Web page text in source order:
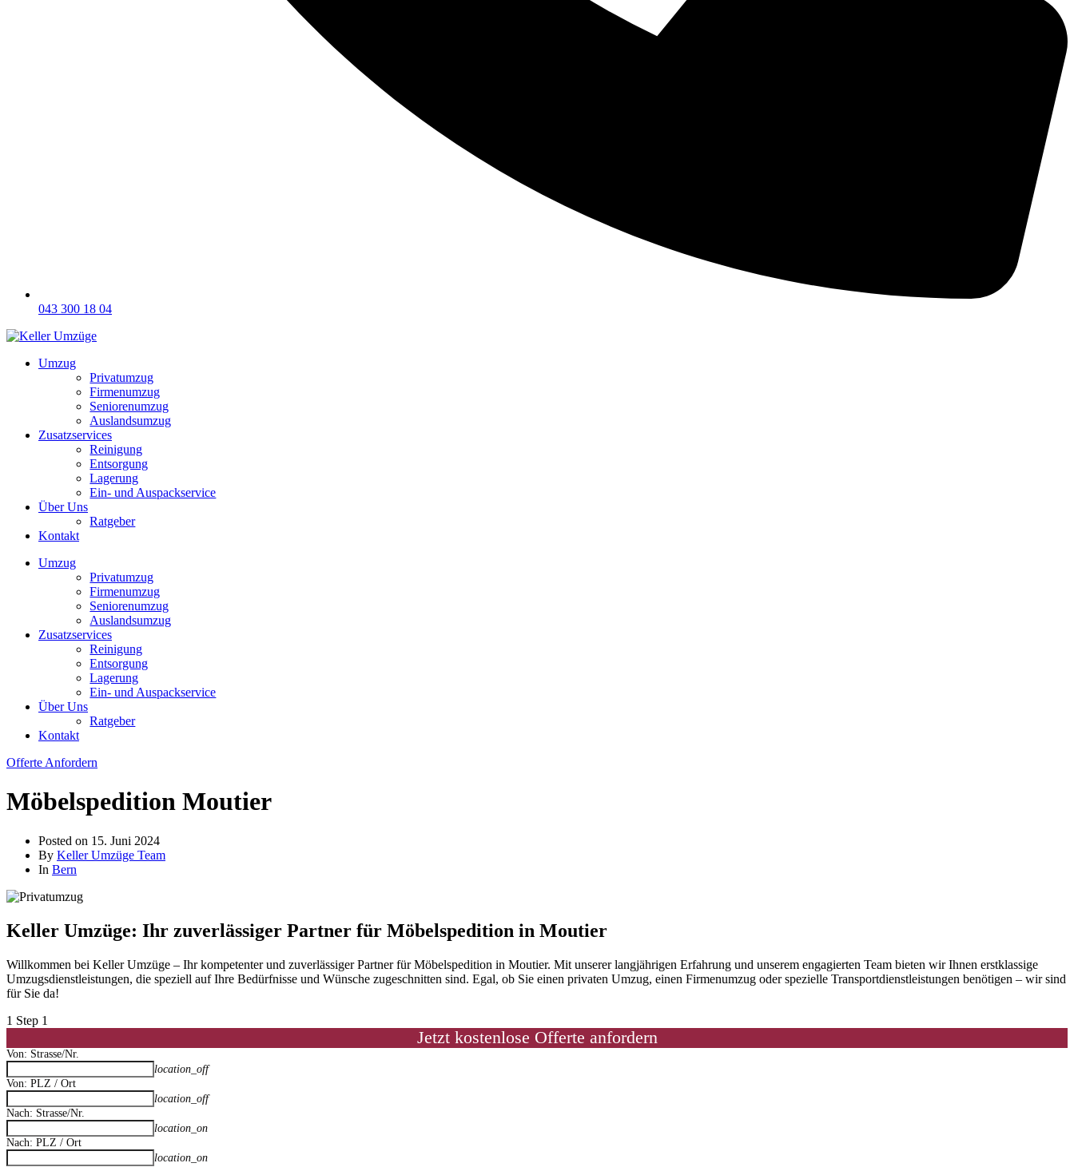
043 300 18 04
Umzug
Privatumzug
Firmenumzug
Seniorenumzug
Auslandsumzug
Zusatzservices
Reinigung
Entsorgung
Lagerung
Ein- und Auspackservice
Über Uns
Ratgeber
Kontakt
Umzug
Privatumzug
Firmenumzug
Seniorenumzug
Auslandsumzug
Zusatzservices
Reinigung
Entsorgung
Lagerung
Ein- und Auspackservice
Über Uns
Ratgeber
Kontakt
Offerte Anfordern
Möbelspedition Moutier
Posted on 15. Juni 2024
By Keller Umzüge Team
In Bern
Keller Umzüge: Ihr zuverlässiger Partner für Möbelspedition in Moutier
Willkommen bei Keller Umzüge – Ihr kompetenter und zuverlässiger Partner für Möbelspedition in Moutier. Mit unserer langjährigen Erfahrung und unserem engagierten Team bieten wir Ihnen erstklassige
Umzugsdienstleistungen, die speziell auf Ihre Bedürfnisse und Wünsche zugeschnitten sind. Egal, ob Sie einen privaten Umzug, einen Firmenumzug oder spezielle Transportdienstleistungen benötigen – wir sind
für Sie da!
1 Step 1
Jetzt kostenlose Offerte anfordern
Von: Strasse/Nr.
location_off
Von: PLZ / Ort
location_off
Nach: Strasse/Nr.
location_on
Nach: PLZ / Ort
location_on